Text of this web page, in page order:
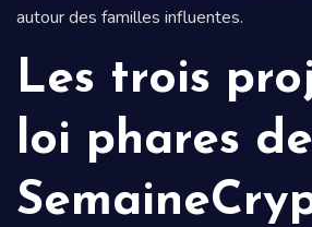
autour des familles influentes.
Les trois
loi phares